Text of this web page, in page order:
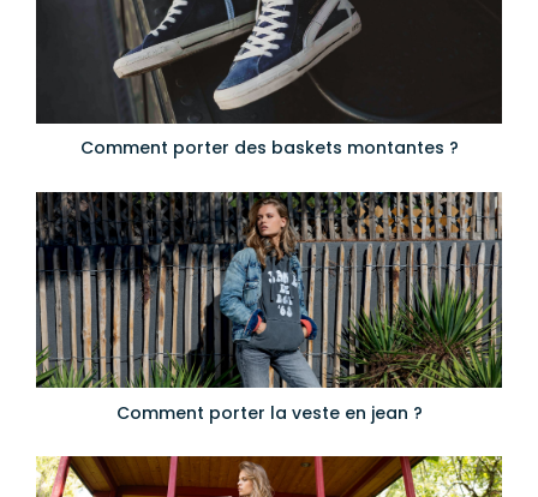
Comment porter des baskets montantes ?
Comment porter la veste en jean ?